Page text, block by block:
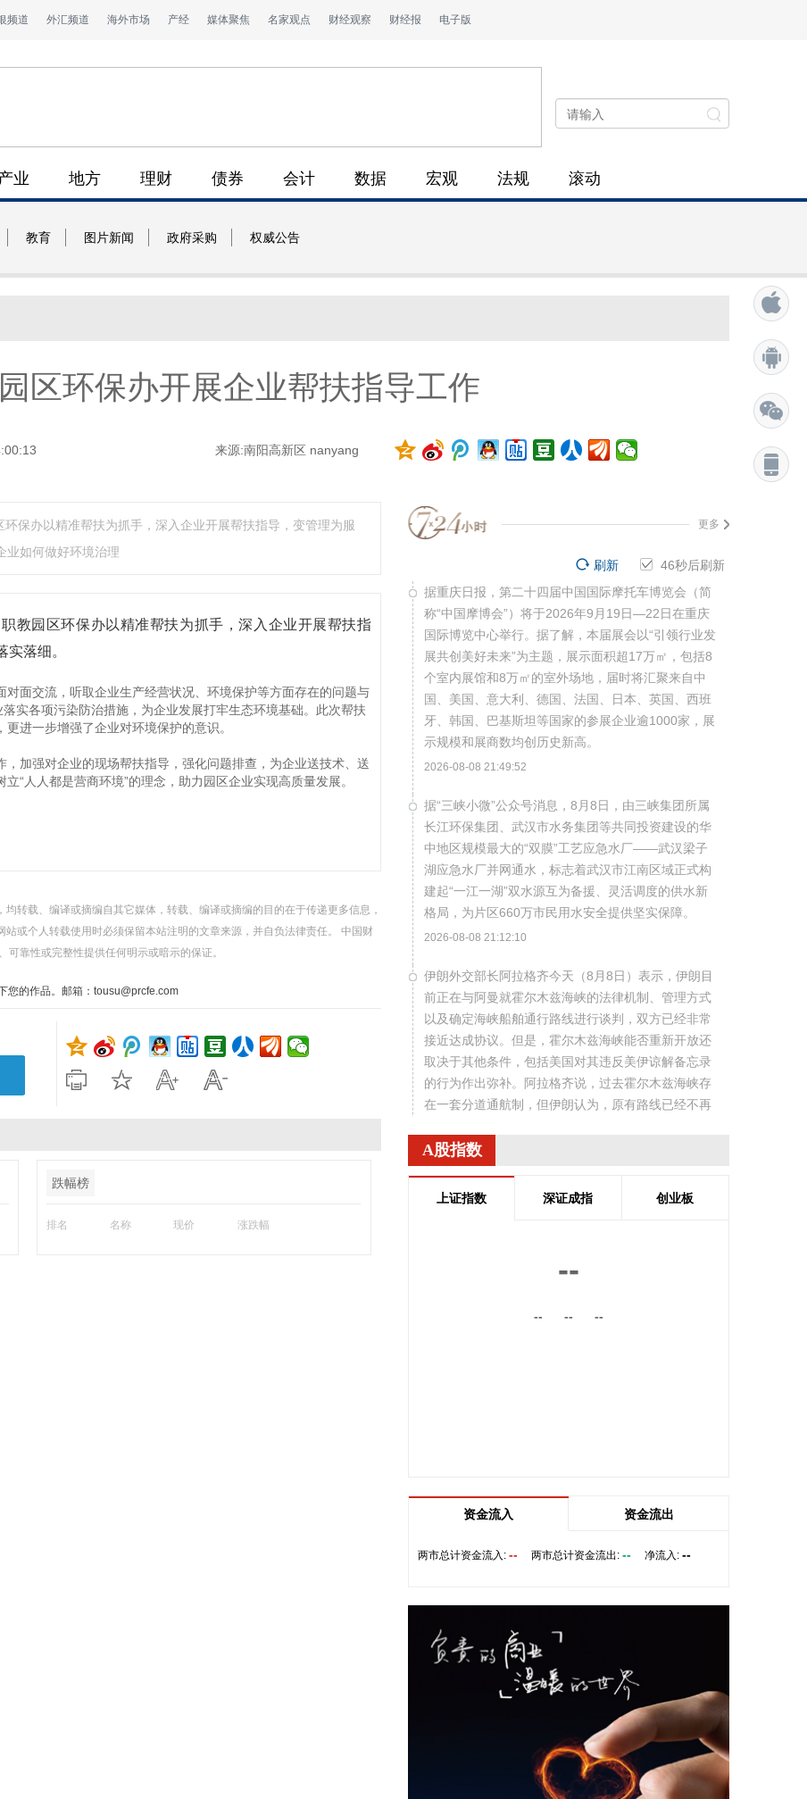
频道 外汇频道 海外市场 产经 媒体聚焦 名家观点 财经观察 财经报 电子版
业 地方 理财 债券 会计 数据 宏观 法规 滚动
教育 图片新闻 政府采购 权威公告
区环保办开展企业帮扶指导工作
来源:南阳高新区 nanyang
保办以精准帮扶为抓手，深入企业开展帮扶指导，变管理为服
业如何做好环境治理
教园区环保办以精准帮扶为抓手，深入企业开展帮扶指
落细。
面交流，听取企业生产经营状况、环境保护等方面存在的问题与
实各项污染防治措施，为企业发展打牢生态环境基础。此次帮扶
进一步增强了企业对环境保护的意识。
加强对企业的现场帮扶指导，强化问题排查，为企业送技术、送
“人人都是营商环境”的理念，助力园区企业实现高质量发展。
转载、编译或摘编自其它媒体，转载、编译或摘编的目的在于传递更多信息，
或个人转载使用时必须保留本站注明的文章来源，并自负法律责任。 中国财
靠性或完整性提供任何明示或暗示的保证。
您的作品。邮箱：tousu@prcfe.com
跌幅榜
排名 名称 现价 涨跌幅
更多
45秒后刷新
刷新
据重庆日报，第二十四届中国国际摩托车博览会（简
称“中国摩博会”）将于2026年9月19日—22日在重庆
国际博览中心举行。据了解，本届展会以“引领行业发
展共创美好未来”为主题，展示面积超17万㎡，包括8
个室内展馆和8万㎡的室外场地，届时将汇聚来自中
国、美国、意大利、德国、法国、日本、英国、西班
牙、韩国、巴基斯坦等国家的参展企业逾1000家，展
示规模和展商数均创历史新高。
2026-08-08 21:49:52
据“三峡小微”公众号消息，8月8日，由三峡集团所属
长江环保集团、武汉市水务集团等共同投资建设的华
中地区规模最大的“双膜”工艺应急水厂——武汉梁子
湖应急水厂并网通水，标志着武汉市江南区域正式构
建起“一江一湖”双水源互为备援、灵活调度的供水新
格局，为片区660万市民用水安全提供坚实保障。
2026-08-08 21:12:10
伊朗外交部长阿拉格齐今天（8月8日）表示，伊朗目
前正在与阿曼就霍尔木兹海峡的法律机制、管理方式
以及确定海峡船舶通行路线进行谈判，双方已经非常
接近达成协议。但是，霍尔木兹海峡能否重新开放还
取决于其他条件，包括美国对其违反美伊谅解备忘录
的行为作出弥补。阿拉格齐说，过去霍尔木兹海峡存
在一套分道通航制，但伊朗认为，原有路线已经不再
线。因此，有必要规划一套新的通航机制，不过这涉
及复杂的技术和法律问题。目前双方正在讨论的是一
条临时通航路线。在新的正式通航路线最终确定之
成最终结论后，新的通航路线将得到确定。
总统泽连斯基当天表示，美国已与乌克兰达成协议，
连斯基同时表示，仅靠这项供应无法完全弥补乌克兰
据“星光股份”公众号消息，近日，星光股份成功中标
龙星控股总部泛光工程项目。
2026-08-08 18:10:12
“金科股份”公众号消息，2026年8月，金科地产集团
股份有限公司（简称“金科股份”）与重庆通用人工智
能研究院在重庆正式签署全方位合作协议。双方将依
托通用人工智能前沿技术，落地不动产全场景智慧解
A股指数
上证指数 深证成指 创业板
--
-- -- --
资金流入 资金流出
两市总计资金流入: -- 两市总计资金流出: -- 净流入: --